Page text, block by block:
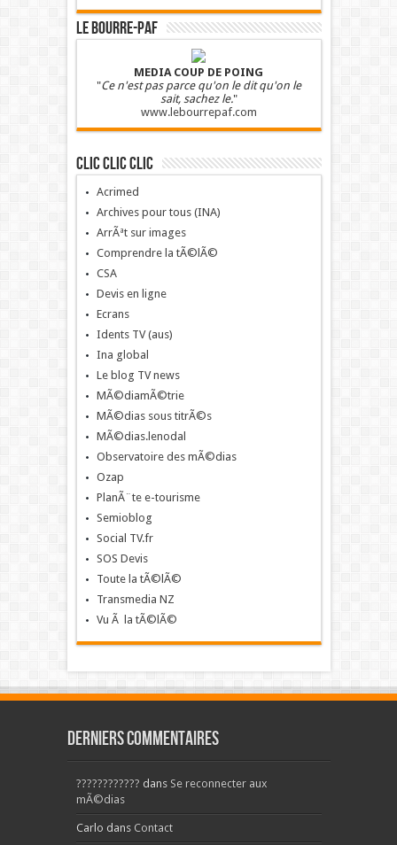
LE BOURRE-PAF
MEDIA COUP DE POING
"Ce n'est pas parce qu'on le dit qu'on le
sait, sachez le."
www.lebourrepaf.com
Clic clic clic
Acrimed
Archives pour tous (INA)
ArrÃªt sur images
Comprendre la tÃ©lÃ©
CSA
Devis en ligne
Ecrans
Idents TV (aus)
Ina global
Le blog TV news
MÃ©diamÃ©trie
MÃ©dias sous titrÃ©s
MÃ©dias.lenodal
Observatoire des mÃ©dias
Ozap
PlanÃ¨te e-tourisme
Semioblog
Social TV.fr
SOS Devis
Toute la tÃ©lÃ©
Transmedia NZ
Vu Ã la tÃ©lÃ©
Derniers commentaires
???????????? dans Se reconnecter aux
mÃ©dias
Carlo dans Contact